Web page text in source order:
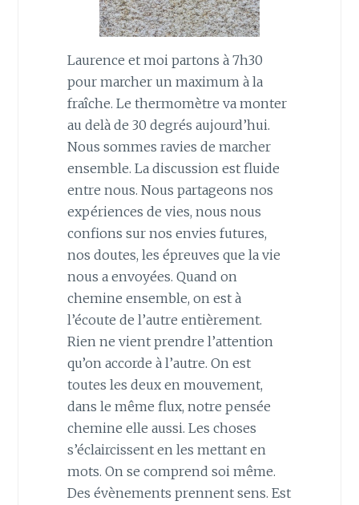
Laurence et moi partons à 7h30
pour marcher un maximum à la
fraîche. Le thermomètre va monter
au delà de 30 degrés aujourd’hui.
Nous sommes ravies de marcher
ensemble. La discussion est fluide
entre nous. Nous partageons nos
expériences de vies, nous nous
confions sur nos envies futures,
nos doutes, les épreuves que la vie
nous a envoyées. Quand on
chemine ensemble, on est à
l’écoute de l’autre entièrement.
Rien ne vient prendre l’attention
qu’on accorde à l’autre. On est
toutes les deux en mouvement,
dans le même flux, notre pensée
chemine elle aussi. Les choses
s’éclaircissent en les mettant en
mots. On se comprend soi même.
Des évènements prennent sens. Est